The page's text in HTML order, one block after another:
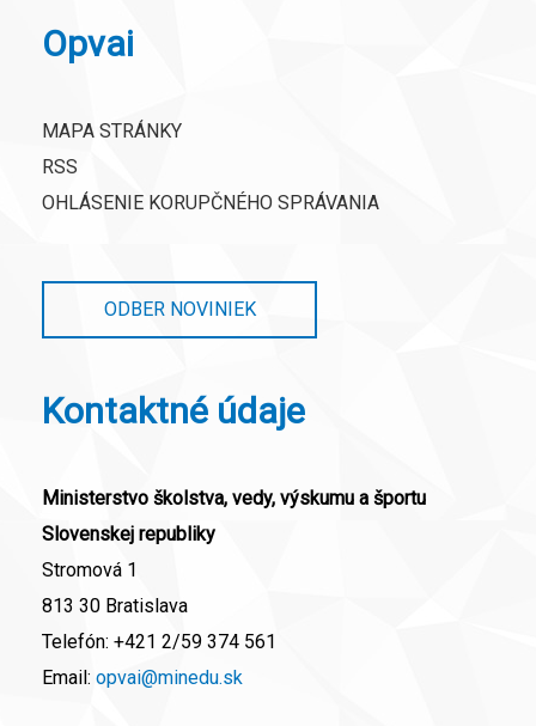
Opvai
MAPA STRÁNKY
RSS
OHLÁSENIE KORUPČNÉHO SPRÁVANIA
ODBER NOVINIEK
Kontaktné údaje
Ministerstvo školstva, vedy, výskumu a športu
Slovenskej republiky
Stromová 1
813 30 Bratislava
Telefón: +421 2/59 374 561
Email: opvai@minedu.sk